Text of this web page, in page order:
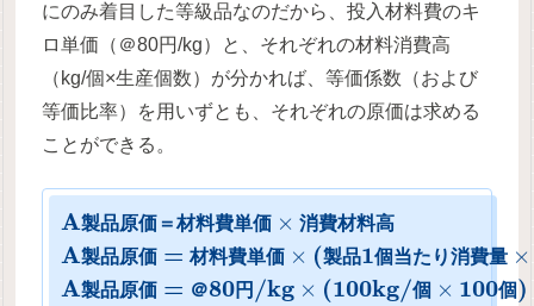
にのみ着目した等級品なのだから、投入材料費のキ
ロ単価（＠80円/kg）と、それぞれの材料消費高
（kg/個×生産個数）が分かれば、等価係数（および
等価比率）を用いずとも、それぞれの原価は求める
ことができる。
A製品原価＝材料費単価 × 消費材料高
A製品原価 = 材料費単価 × (製品1個当た り消費量 ×
A製品原価 = ＠80円 /kg × (100kg/個 × 100個)